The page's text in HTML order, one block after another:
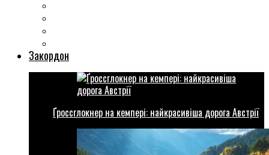
Закордон
Ґроссглокнер на кемпері: найкрасивіша дорога Австрії